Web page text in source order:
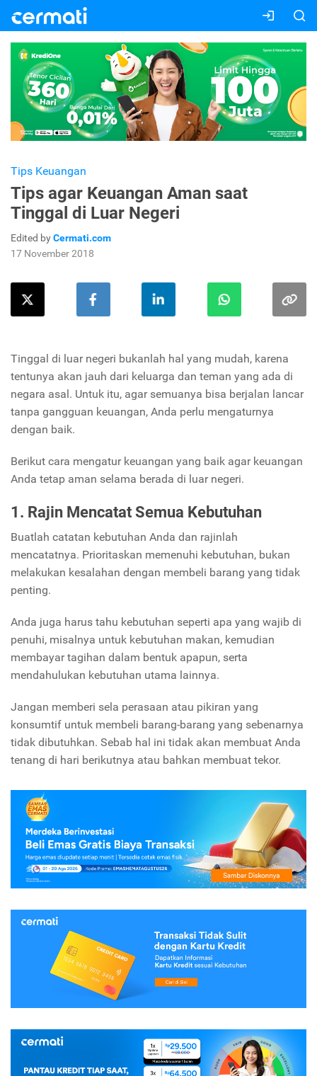
Tips Keuangan
Tips agar Keuangan Aman saat
Tinggal di Luar Negeri
Edited byCermati.com
17 November 2018
Tinggal di luar negeri bukanlah hal yang mudah, karena
tentunya akan jauh dari keluarga dan teman yang ada di
negara asal. Untuk itu, agar semuanya bisa berjalan lancar
tanpa gangguan keuangan, Anda perlu mengaturnya
dengan baik.
Berikut cara mengatur keuangan yang baik agar keuangan
Anda tetap aman selama berada di luar negeri.
1. Rajin Mencatat Semua Kebutuhan
Buatlah catatan kebutuhan Anda dan rajinlah
mencatatnya. Prioritaskan memenuhi kebutuhan, bukan
melakukan kesalahan dengan membeli barang yang tidak
penting.
Anda juga harus tahu kebutuhan seperti apa yang wajib di
penuhi, misalnya untuk kebutuhan makan, kemudian
membayar tagihan dalam bentuk apapun, serta
mendahulukan kebutuhan utama lainnya.
Jangan memberi sela perasaan atau pikiran yang
konsumtif untuk membeli barang-barang yang sebenarnya
tidak dibutuhkan. Sebab hal ini tidak akan membuat Anda
tenang di hari berikutnya atau bahkan membuat tekor.